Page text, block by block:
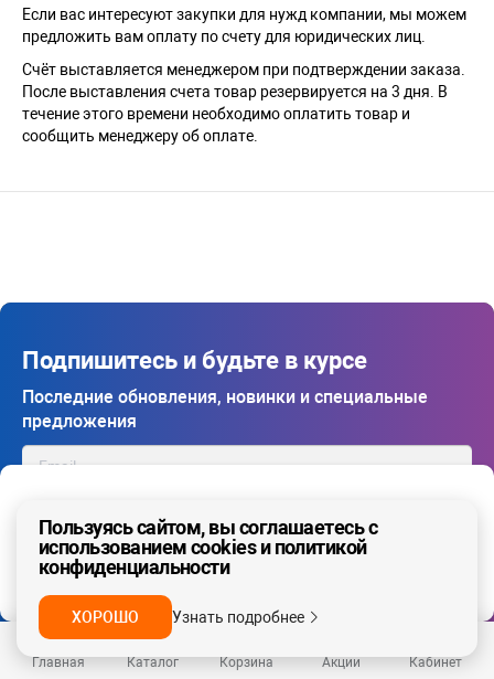
Главная Каталог Корзина Акции Кабинет
ДА, ВЕРНО
Если вас интересуют закупки для нужд компании, мы можем
предложить вам оплату по счету для юридических лиц.
Счёт выставляется менеджером при подтверждении заказа.
После выставления счета товар резервируется на 3 дня. В
течение этого времени необходимо оплатить товар и
сообщить менеджеру об оплате.
Подпишитесь и будьте в курсе
Последние обновления, новинки и специальные
предложения
ПОДПИСАТЬСЯ
Я даюсогласие на обработку моих персональных
данных
в соответствии с условиями
конфиденциальности
Пользуясь сайтом, вы соглашаетесь с
использованием cookies и политикой
конфиденциальности
ХОРОШО Узнать подробнее